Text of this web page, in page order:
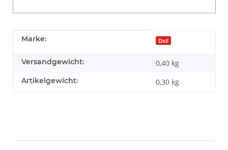
Produkteigenschaft
Wert
Marke: Dell
Versandgewicht: 0,40 kg
Artikelgewicht: 0,30 kg